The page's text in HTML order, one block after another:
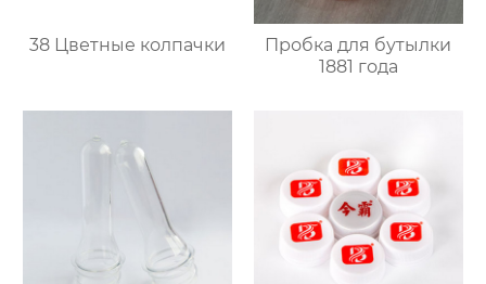
38 Цветные колпачки
Пробка для бутылки
1881 года